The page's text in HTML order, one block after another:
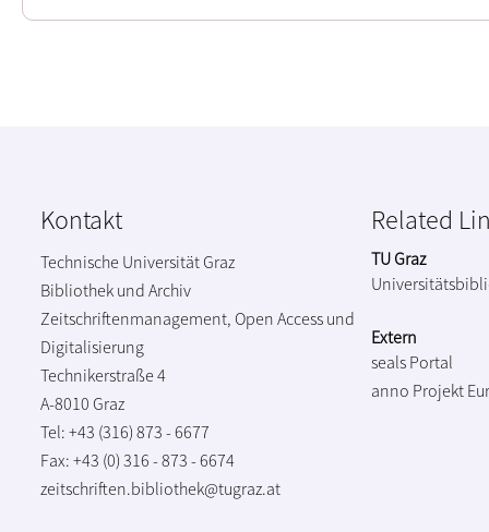
Kontakt
Technische Universität Graz
Bibliothek und Archiv
Zeitschriftenmanagement, Open Access und
Digitalisierung
Technikerstraße 4
A-8010 Graz
Tel: +43 (316) 873 - 6677
Fax: +43 (0) 316 - 873 - 6674
zeitschriften.bibliothek@tugraz.at
Related
TU Graz
Extern
seals Portal
anno Projekt